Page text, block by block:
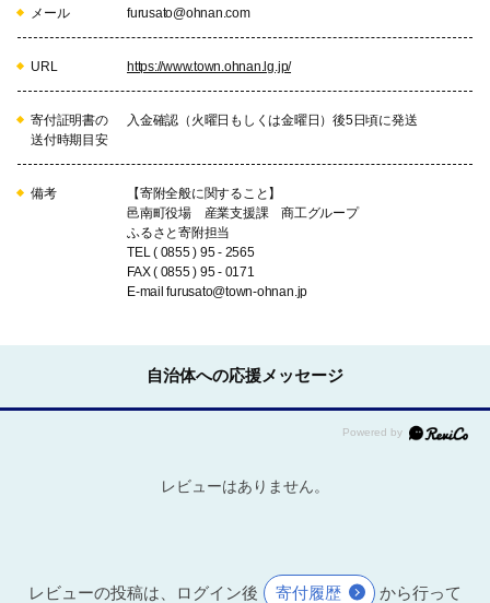
メール furusato@ohnan.com
URL https://www.town.ohnan.lg.jp/
寄付証明書の
送付時期目安
入金確認（火曜日もしくは金曜日）後5日頃に発送
備考
【寄附全般に関すること】
邑南町役場 産業支援課 商工グループ
ふるさと寄附担当
TEL ( 0855 ) 95 - 2565
FAX ( 0855 ) 95 - 0171
E-mail furusato@town-ohnan.jp
自治体への応援メッセージ
レビューはありません。
レビューの投稿は、ログイン後 寄付履歴
から行って